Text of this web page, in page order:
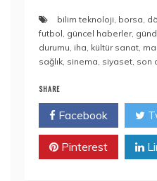
bilim teknoloji, borsa,
futbol, güncel haberler,
durumu, iha, kültür sanat,
sağlık, sinema, siyaset, son
SHARE
Facebook
Pinterest